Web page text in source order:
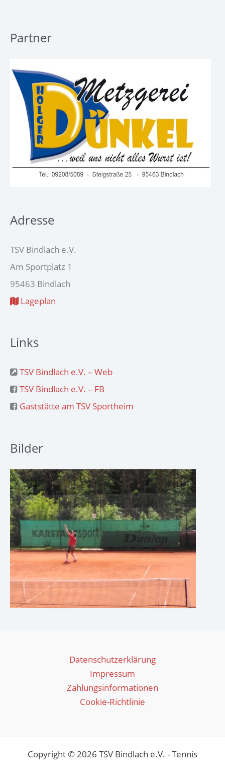
Partner
Adresse
TSV Bindlach e.V.
Am Sportplatz 1
95463 Bindlach
Lageplan
Links
TSV Bindlach e.V. – Web
TSV Bindlach e.V. – FB
Gaststätte am TSV Sportheim
Bilder
Datenschutzerklärung
Impressum
Zahlungsinformationen
Cookie-Richtlinie
Copyright © 2026 TSV Bindlach e.V. - Tennis